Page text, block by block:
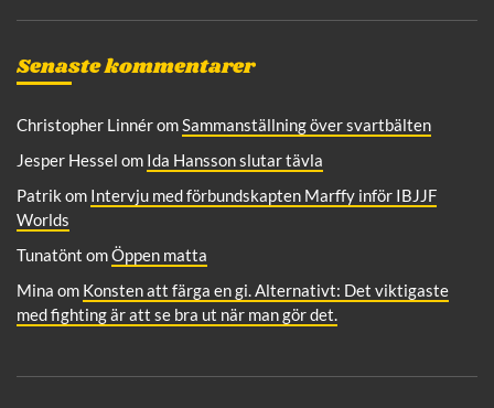
Senaste kommentarer
Christopher LinnéromSammanställning över svartbälten
Jesper Hessel om Ida Hansson slutar tävla
Patrik om Intervju med förbundskapten Marffy inför IBJJF
Worlds
Tunatönt omÖppen matta
Mina om Konsten att färga en gi. Alternativt: Det viktigaste
med fighting är att se bra ut när man gör det.